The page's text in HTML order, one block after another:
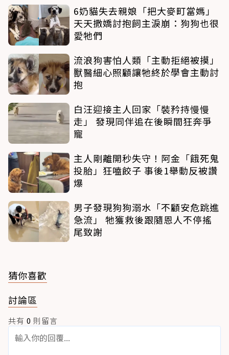
6奶貓失去親娘「把大麥町當媽」
天天撒嬌討抱飼主淚崩：狗狗也很
愛牠們
流浪狗害怕人類「主動拒絕被摸」
獸醫細心照顧讓牠終於學會主動討
抱
白汪迎接主人回家「裝矜持慢慢
走」 發現同伴追在後瞬間狂奔爭
寵
主人剛離開秒失守！阿金「餓死鬼
投胎」狂嗑餃子 事後1舉動反被讚
爆
男子發現狗狗溺水「不顧安危跳進
急流」 牠獲救後跟隨恩人不停搖
尾致謝
猜你喜歡
討論區
共有 0 則留言